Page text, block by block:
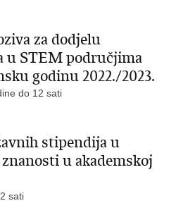
za dodjelu
u STEM područjima
godinu 2022./2023.
do 12 sati
stipendija u
u akademskoj
sati